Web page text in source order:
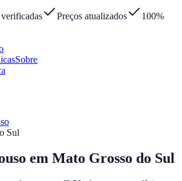
Preços atualizados
100%
Sobre
Sul
em Mato Grosso do Sul